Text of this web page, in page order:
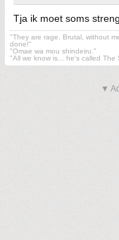
Tja ik moet soms
"They are rage. Brutal, without
done!"
"Omae wa mou shindeiru."
"All we know is... he's called The
▼